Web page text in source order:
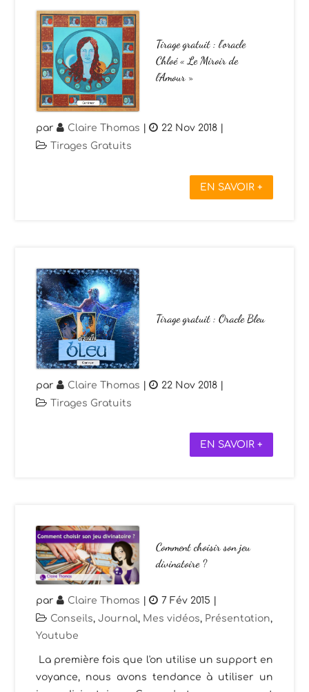
Tirage gratuit : l’oracle
Chloé « Le Miroir de
l’Amour »
par Claire Thomas | 22 Nov 2018 |
Tirages Gratuits
EN SAVOIR +
Tirage gratuit : Oracle Bleu
par Claire Thomas | 22 Nov 2018
Tirages Gratuits
EN SAVOIR +
Comment choisir son jeu
divinatoire ?
par Claire Thomas | 7 Fév 2015
Conseils,Journal, Mes vidéos, Présentation,
Youtube
La première fois que l'on utilise un support en
voyance, nous avons tendance à utiliser un